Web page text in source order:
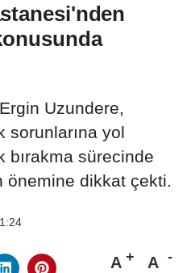
Uzundere,
sorunlarına yol
bırakma sürecinde
önemine dikkat çekti.
A A